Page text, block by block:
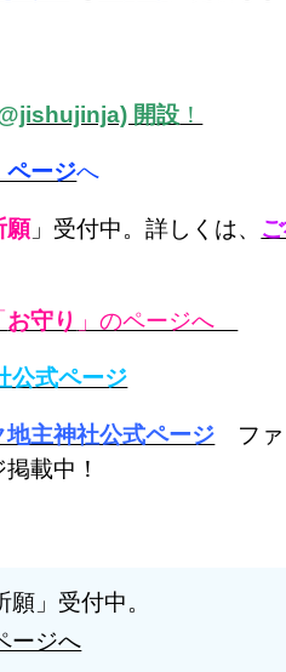
開設 ！
ページへ
願」受付中。詳しくは、
お守り 」のページへ
公式ページ
地主神社公式ページ ファ
載中！
願」受付中。
ージへ